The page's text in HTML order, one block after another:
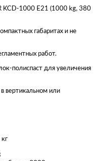
KCD-1000 E21 (1000 kg, 380
габаритах и не
работ.
полиспаст для увеличения
вертикальном или